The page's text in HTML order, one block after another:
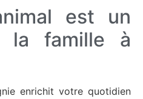
est un
la famille à
enrichit votre quotidien